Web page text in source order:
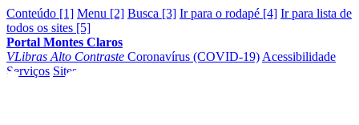
Conteúdo [1] Menu [2] Busca [3] Ir para o rodapé [4] Ir para lista de
todos os sites [5]
Portal Montes Claros
VLibras Alto Contraste Coronavírus (COVID-19) Acessibilidade
Serviços Sites